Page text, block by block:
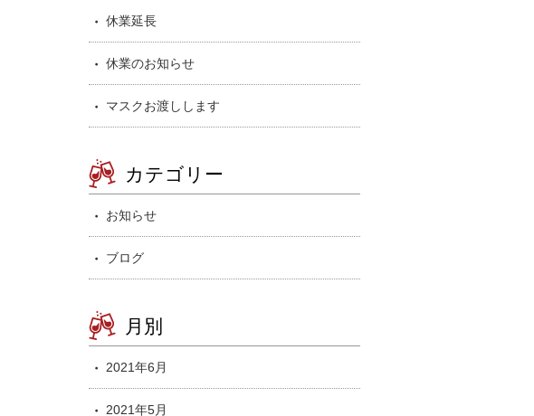
休業延長
休業のお知らせ
マスクお渡しします
カテゴリー
お知らせ
ブログ
月別
2021年6月
2021年5月